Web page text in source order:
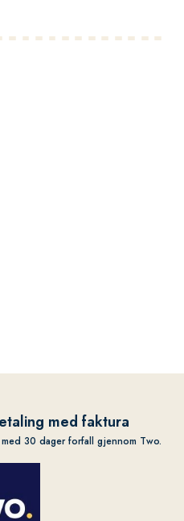
med faktura
med 30 dager forfall gjennom Two.